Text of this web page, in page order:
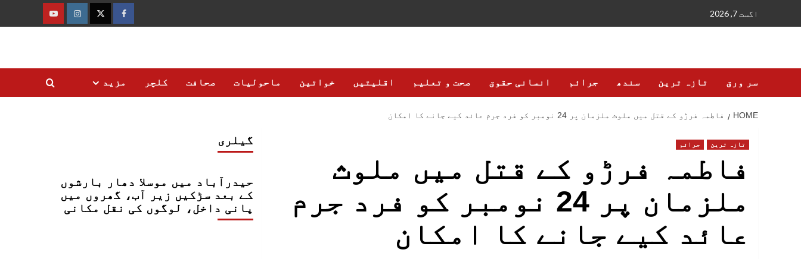
اگست 7, 2026
فیس
ٹوئٹرانسٹاگرام
یوٹیوب
سر ورق تازہ ترین سندھ جرائم انسانی حقوق صحت و تعلیم اقلیتیں خواتین ماحولیات صحافت کلچر مزید
HOME فاطمہ فرڑو کے قتل میں ملوث ملزمان پر 24 نومبر کو فرد جرم عائد کیے جانے کا امکان
تازہ ترین جرائم
فاطمہ فرڑو کے قتل میں ملوث
ملزمان پر 24 نومبر کو فرد جرم
عائد کیے جانے کا امکان
گیلری
حیدرآباد میں موسلا دھار بارشوں
کے بعد سڑکیں زیر آب، گھروں میں
پانی داخل، لوگوں کی نقل مکانی